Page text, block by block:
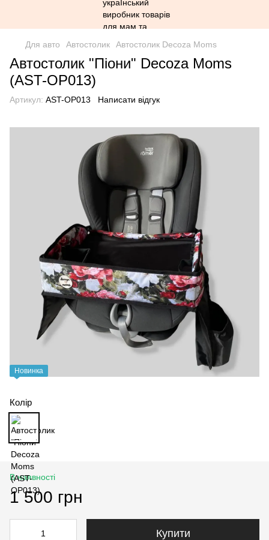
Для авто Автостолик Автостолик Decoza Moms
Автостолик "Піони" Decoza Moms
(AST-OP013)
Артикул: AST-OP013 Написати відгук
Новинка
Колір
В наявності
1 500 грн
Купити